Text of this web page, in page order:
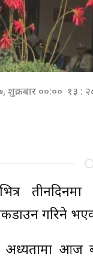
शुक्रबार ००:०० १३ :
गरिने
अध्यक्षतामा